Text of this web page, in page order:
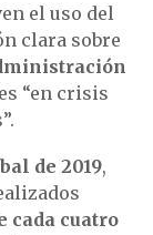
el uso del
clara sobre
“en crisis
de 2019,
cada cuatro